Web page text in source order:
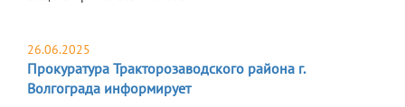
26.06.2025
Прокуратура Тракторозаводского района г.
Волгограда информирует